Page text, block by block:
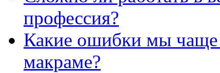
профессия?
Какие ошибки мы чаще
макраме?